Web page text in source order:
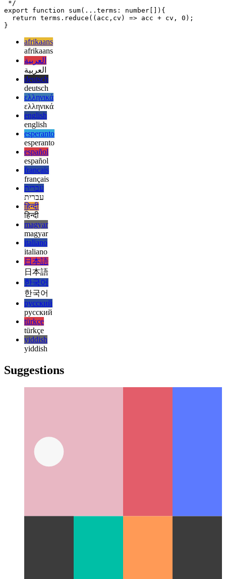
/**
* @since    2.0.1
*/
  return terms.reduce((acc,cv) => acc + cv, 0);
afrikaans
afrikaans
العربية
العربية
deutsch
deutsch
ελληνικά
ελληνικά
english
english
esperanto
esperanto
español
español
français
français
עברית
עברית
हिन्दी
हिन्दी
magyar
magyar
italiano
italiano
日本語
日本語
한국어
한국어
русский
русский
türkçe
türkçe
yiddish
yiddish